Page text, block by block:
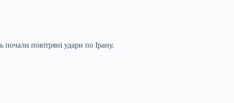
повітряні удари по Ірану.